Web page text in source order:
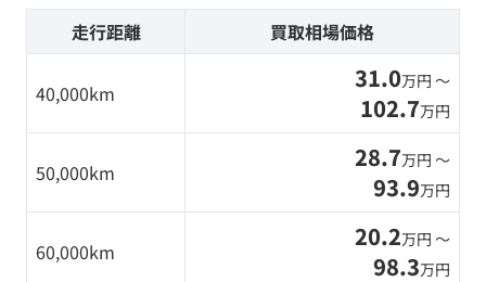
走行距離 買取相場価格
40,000km 31.0万円 〜
102.7万円
50,000km 28.7万円 〜
93.9万円
60,000km 20.2万円 〜
98.3万円